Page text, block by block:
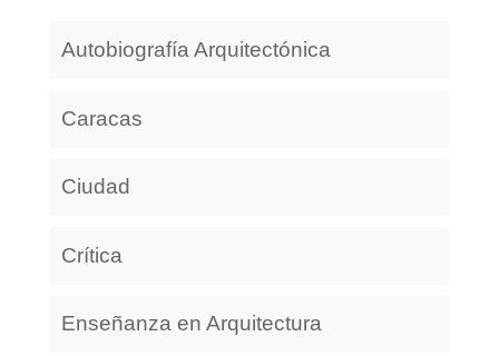
Autobiografía Arquitectónica
Caracas
Ciudad
Crítica
Enseñanza en Arquitectura